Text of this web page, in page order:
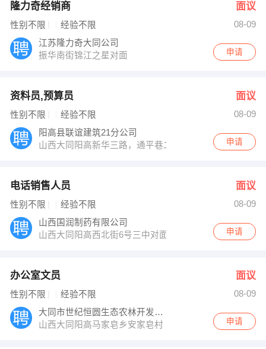
隆力奇经销商 面议
性别不限 经验不限
08-09
江苏隆力奇大同公司
振华南街锦江之星对面
申请
资料员,预算员 面议
性别不限 经验不限
08-09
阳高县联谊建筑21分公司
山西大同阳高新华三路，通平巷二十号
申请
电话销售人员 面议
性别不限 经验不限
08-09
山西国润制药有限公司
山西大同阳高西北街6号三中对面
申请
办公室文员 面议
性别不限 经验不限
08-09
大同市世纪恒圆生态农林开发有限公司
山西大同阳高马家皂乡安家皂村
申请